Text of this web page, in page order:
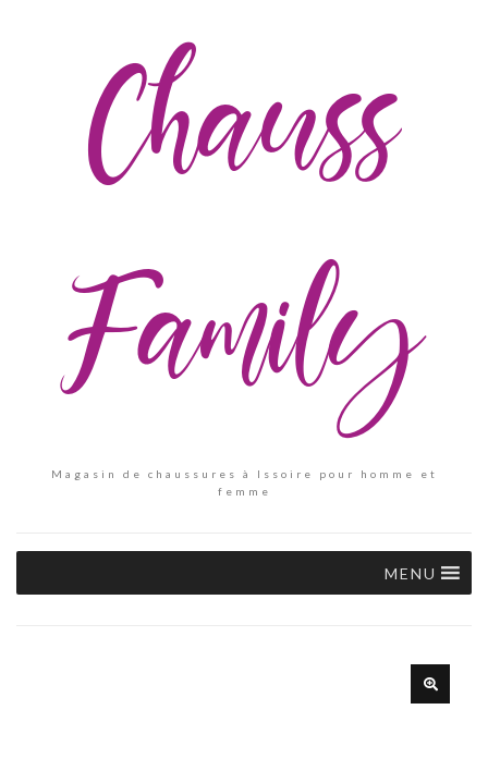
Chauss
Family
Magasin de chaussures à Issoire pour homme et
femme
MENU